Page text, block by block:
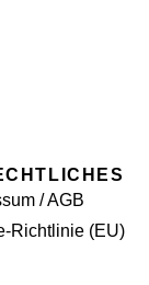
/ AGB
Richtlinie (EU)